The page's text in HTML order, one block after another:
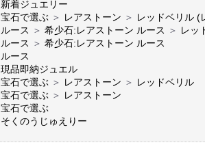
新着ジュエリー
宝石で選ぶ ＞ レアストーン ＞ レッドベリル (
ルース ＞ 希少石:レアストーン ルース ＞ レッ
ルース ＞ 希少石:レアストーン ルース
ルース
現品即納ジュエル
宝石で選ぶ ＞ レアストーン ＞ レッドベリル
宝石で選ぶ ＞ レアストーン
宝石で選ぶ
そくのうじゅえりー